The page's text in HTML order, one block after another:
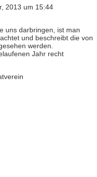
2013 um 15:44
uns darbringen, ist man
und beschreibt die von
werden.
Jahr recht